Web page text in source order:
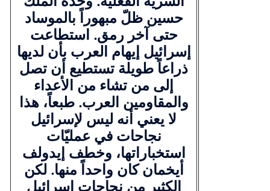
حسين ظلّ مبهوراً بالموساد
حتى آخر رمق. استطاعت
إسرائيل إيهام العرب بأن لديها
ذراعاً طويلة تستطيع أن تصل
إلى من تشاء من الأعداء
والمقاومين العرب. طبعاً، هذا
لا يعني أنه ليس لإسرائيل
نجاحات في عمليّات
استخباراتها، وخطف إيدولف
أيخمان كان واحداً منها. لكن
الكثير من نجاحات إسرائيل